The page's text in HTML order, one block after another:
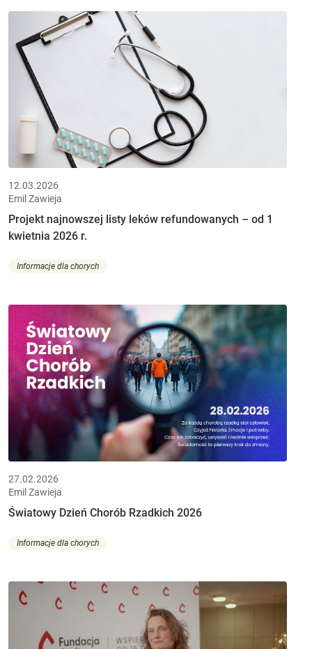
12.03.2026
Emil Zawieja
Projekt najnowszej listy leków refundowanych – od 1
kwietnia 2026 r.
Informacje dla chorych
27.02.2026
Emil Zawieja
Światowy Dzień Chorób Rzadkich 2026
Informacje dla chorych